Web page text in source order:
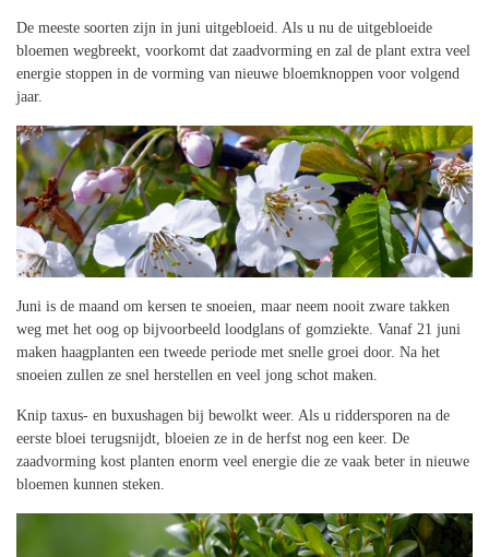
De meeste soorten zijn in juni uitgebloeid. Als u nu de uitgebloeide
bloemen wegbreekt, voorkomt dat zaadvorming en zal de plant extra veel
energie stoppen in de vorming van nieuwe bloemknoppen voor volgend
jaar.
Juni is de maand om kersen te snoeien, maar neem nooit zware takken
weg met het oog op bijvoorbeeld loodglans of gomziekte. Vanaf 21 juni
maken haagplanten een tweede periode met snelle groei door. Na het
snoeien zullen ze snel herstellen en veel jong schot maken.
Knip taxus- en buxushagen bij bewolkt weer. Als u riddersporen na de
eerste bloei terugsnijdt, bloeien ze in de herfst nog een keer. De
zaadvorming kost planten enorm veel energie die ze vaak beter in nieuwe
bloemen kunnen steken.